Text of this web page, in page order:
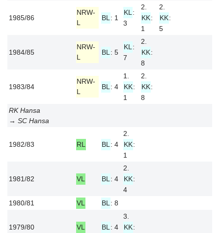
1985/86
NRW-
L
BL: 1
KL:
3
2.
KK:
1
2.
KK:
5
1984/85
NRW-
L
BL: 5
KL:
7
2.
KK:
8
1983/84
NRW-
L
BL: 4
1.
KK:
1
2.
KK:
8
RK Hansa
→ SC Hansa
1982/83 RL BL: 4
2.
KK:
1
1981/82 VL BL: 4
2.
KK:
4
1980/81
VL BL: 8
1979/80 VL BL: 4
3.
KK: